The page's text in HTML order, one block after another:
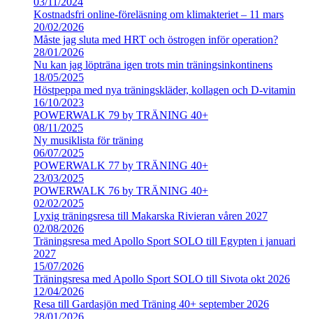
Kostnadsfri online-föreläsning om klimakteriet – 11 mars
20/02/2026
Måste jag sluta med HRT och östrogen inför operation?
28/01/2026
Nu kan jag löpträna igen trots min träningsinkontinens
18/05/2025
Höstpeppa med nya träningskläder, kollagen och D-vitamin
16/10/2023
POWERWALK 79 by TRÄNING 40+
08/11/2025
Ny musiklista för träning
06/07/2025
POWERWALK 77 by TRÄNING 40+
23/03/2025
POWERWALK 76 by TRÄNING 40+
02/02/2025
Lyxig träningsresa till Makarska Rivieran våren 2027
02/08/2026
Träningsresa med Apollo Sport SOLO till Egypten i januari
2027
15/07/2026
Träningsresa med Apollo Sport SOLO till Sivota okt 2026
12/04/2026
Resa till Gardasjön med Träning 40+ september 2026
28/01/2026